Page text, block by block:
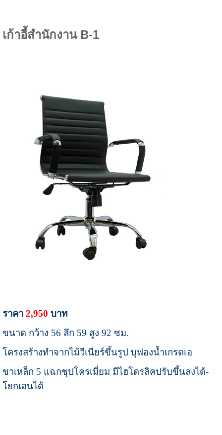
เก้าอี้สำนักงาน B-1
ราคา 2,950 บาท
ขนาด กว้าง 56 ลึก 59 สูง 92 ซม.
โครงสร้างทำจากไม้วีเนียร์ขึ้นรูป บุฟองน้ำเกรดเอ
ขาเหล็ก 5 แฉกชุปโครเมี่ยม มีไฮโดรลิคปรับขึ้นลงได้-
โยกเอนได้